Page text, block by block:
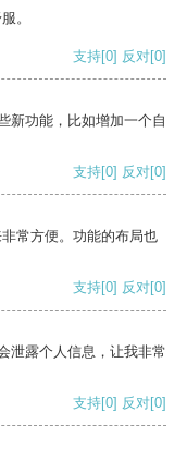
。
支持[0] 反对[0]
新功能，比如增加一个自
支持[0] 反对[0]
常方便。功能的布局也
支持[0] 反对[0]
泄露个人信息，让我非常
支持[0] 反对[0]